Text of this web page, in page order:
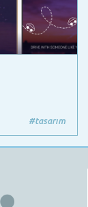
#tasarım